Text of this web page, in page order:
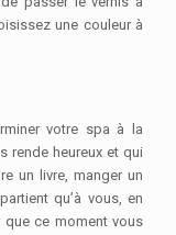
une couleur à
votre spa à la
rende heureux et qui
un livre, manger un
qu’à vous, en
ce moment vous